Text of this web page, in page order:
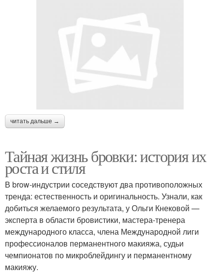
читать дальше →
Тайная жизнь бровки: история их
роста и стиля
В brow-индустрии соседствуют два противоположных
тренда: естественность и оригинальность. Узнали, как
добиться желаемого результата, у Ольги Кнековой —
эксперта в области бровистики, мастера-тренера
международного класса, члена Международной лиги
профессионалов перманентного макияжа, судьи
чемпионатов по микроблейдингу и перманентному
макияжу.